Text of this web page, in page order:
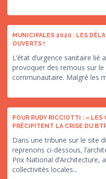
MUNICIPALES 2020 : LES
OUVERTS !
L’état d’urgence sanitaire lié
provoquer des remous sur
communautaire. Malgré les
POUR RUDY RICCIOTTI : «
PRÉCIPITENT LA CRISE DU
Dans une tribune sur le site
reprenons ci-dessous,
Prix National d’Architecture,
collectivités locales...